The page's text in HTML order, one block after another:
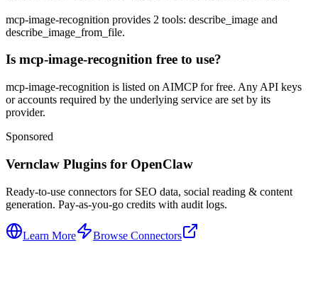
mcp-image-recognition provides 2 tools: describe_image and
describe_image_from_file.
Is mcp-image-recognition free to use?
mcp-image-recognition is listed on AIMCP for free. Any API keys
or accounts required by the underlying service are set by its
provider.
Sponsored
Vernclaw Plugins for OpenClaw
Ready-to-use connectors for SEO data, social reading & content
generation. Pay-as-you-go credits with audit logs.
Learn More Browse Connectors